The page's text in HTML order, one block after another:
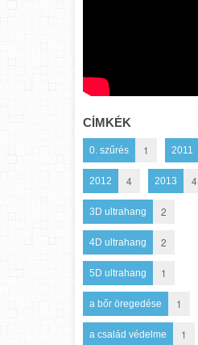
CÍMKÉK
0. szűrés 1 2011
2012 4 2013 4
3D ultrahang 2
4D ultrahang 2
5D ultrahang 1
a bőr öregedése 1
a család védelme 1